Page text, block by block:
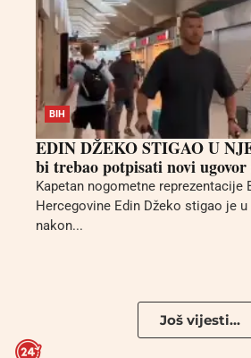
BIH
EDIN DŽEKO STIGAO U
bi trebao potpisati novi ugovor
Kapetan nogometne reprezentacije
Hercegovine Edin Džeko stigao je
nakon...
Još vijesti...